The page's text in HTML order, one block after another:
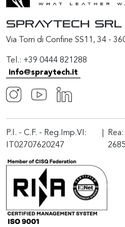
SPRAYTECH Srl
Via Torri di Confine SS11, 34 -
Tel.: +39 0444 821288
info@spraytech.it
P.I. - C.F. - Reg.Imp.VI:
IT02707620247